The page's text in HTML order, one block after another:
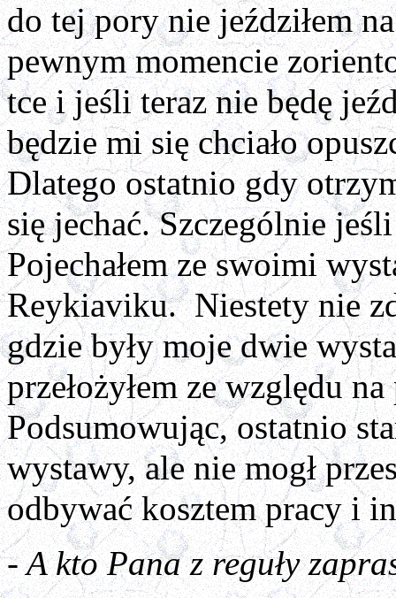
do tej pory nie jeździłem
pewnym momencie
tce i jeśli teraz nie będę
będzie mi się chciało
Dlatego ostatnio gdy
się jechać. Szczególnie
Pojechałem ze swoimi
Reykiaviku. Niestety nie
gdzie były moje dwie
przełożyłem ze względu
Podsumowując, ostatnio
wystawy, ale nie mogł
odbywać kosztem pracy i
- A kto Pana z reguły